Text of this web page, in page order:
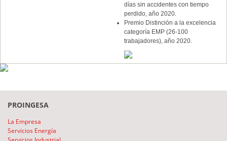
días sin accidentes con tiempo
perdido, año 2020.
Premio Distinción a la excelencia
categoría EMP (26-100
trabajadores), año 2020.
PROINGESA
La Empresa
Servicios Energía